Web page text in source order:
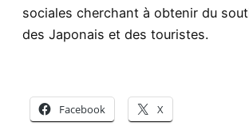
sociales cherchant à obtenir du
des Japonais et des touristes.
Facebook X